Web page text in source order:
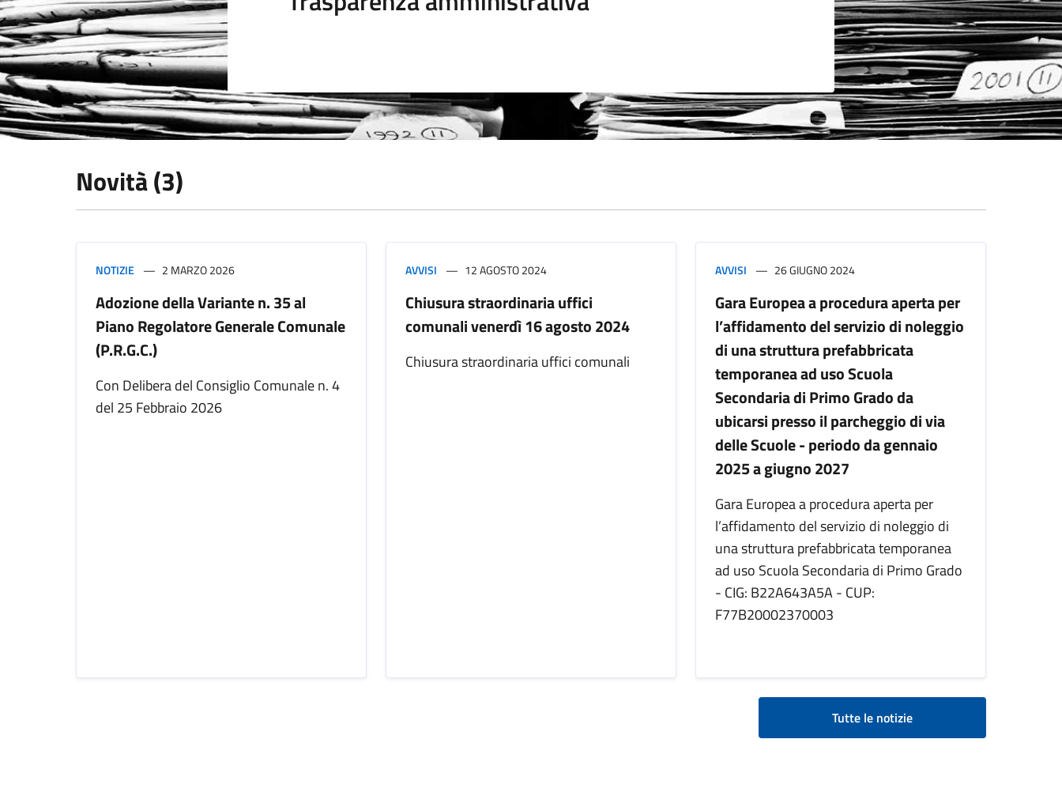
Novità (3)
NOTIZIE 2 MARZO 2026
Adozione della Variante n. 35 al
Piano Regolatore Generale Comunale
(P.R.G.C.)
Con Delibera del Consiglio Comunale n. 4
del 25 Febbraio 2026
AVVISI 12 AGOSTO 2024
Chiusura straordinaria uffici
comunali venerdì 16 agosto 2024
Chiusura straordinaria uffici comunali
AVVISI 26 GIUGNO 2024
Gara Europea a procedura aperta per
l’affidamento del servizio di noleggio
di una struttura prefabbricata
temporanea ad uso Scuola
Secondaria di Primo Grado da
ubicarsi presso il parcheggio di via
delle Scuole - periodo da gennaio
2025 a giugno 2027
Gara Europea a procedura aperta per
l’affidamento del servizio di noleggio di
una struttura prefabbricata temporanea
ad uso Scuola Secondaria di Primo Grado
- CIG: B22A643A5A - CUP:
F77B20002370003
Tutte le notizie